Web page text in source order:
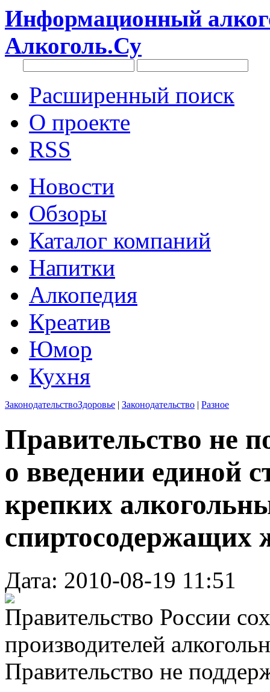
Информационный
Алкоголь.Су
Расширенный поиск
О проекте
RSS
Новости
Обзоры
Каталог компаний
Напитки
Алкопедия
Креатив
Юмор
Кухня
ЗаконодательствоЗдоровье | Законодательство | Разное
Правительство не
о введении единой
крепких
спиртосодержащих
Дата: 2010-08-19 11:51
Правительство России
производителей
Правительство не